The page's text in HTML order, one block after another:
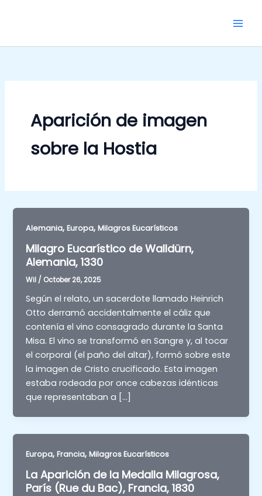
Aparición de imagen
sobre la Hostia
Alemania,Europa,Milagros Eucarísticos
Milagro Eucarístico de Walldürn,
Alemania, 1330
Wil / October 26, 2025
Según el relato, un sacerdote llamado Heinrich
Otto derramó accidentalmente el cáliz que
contenía el vino consagrado durante la Santa
Misa. El vino se transformó en Sangre y, al tocar
el corporal (el paño del altar), formó sobre este
la imagen de Cristo crucificado. Esta imagen
estaba rodeada por once cabezas idénticas
que representaban a […]
Europa,Francia,Milagros Eucarísticos
La Aparición de la Medalla Milagrosa,
París (Rue du Bac), Francia, 1830